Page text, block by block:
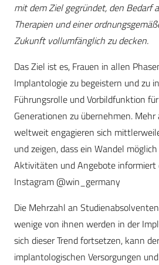
mit dem Ziel gegründet, den Bedarf
Therapien und einer
Zukunft vollumfänglich zu decken.
Das Ziel ist es, Frauen in allen
Implantologie zu begeistern und zu
Führungsrolle und Vorbildfunktion
Generationen zu übernehmen.
weltweit engagieren sich
und zeigen, dass ein Wandel
Aktivitäten und Angebote informiert
Instagram @win_germany
Die Mehrzahl an
wenige von ihnen werden in der
sich dieser Trend fortsetzen, kann
implantologischen Versorgungen